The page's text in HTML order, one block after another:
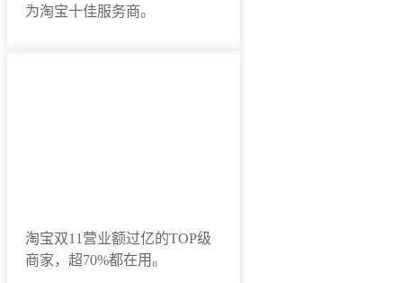
为淘宝十佳服务商。
淘宝双11营业额过亿的TOP级
商家，超70%都在用。